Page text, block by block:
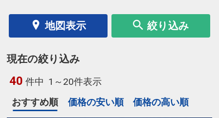
地図表示 絞り込み
現在の絞り込み
40 件中 1～20件表示
おすすめ順
価格の安い順 価格の高い順